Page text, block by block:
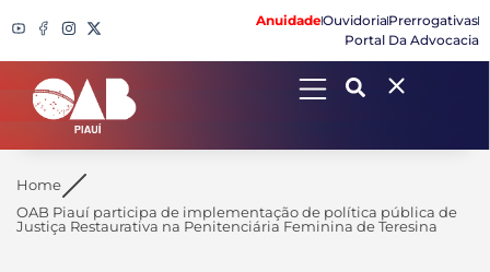
AnuidadeOuvidoriaPrerrogativas
Portal Da Advocacia
Search
Home
OAB Piauí participa de implementação de política pública de
Justiça Restaurativa na Penitenciária Feminina de Teresina